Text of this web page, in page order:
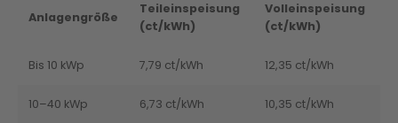
Anlagengröße
Teileinspeisung
(ct/kWh)
Volleinspeisung
(ct/kWh)
Bis 10 kWp 7,79 ct/kWh 12,35 ct/kWh
10–40 kWp 6,73 ct/kWh 10,35 ct/kWh